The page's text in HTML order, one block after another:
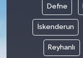
Defne
İskenderun
Reyhanlı